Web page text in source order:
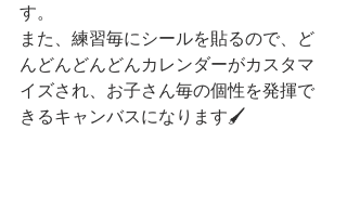
す。
また、練習毎にシールを貼るので、ど
んどんどんどんカレンダーがカスタマ
イズされ、お子さん毎の個性を発揮で
きるキャンバスになります🖌